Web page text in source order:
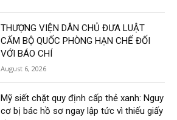
THƯỢNG VIỆN DÂN CHỦ ĐƯA LUẬT
CẤM BỘ QUỐC PHÒNG HẠN CHẾ ĐỐI
VỚI BÁO CHÍ
August 6, 2026
Mỹ siết chặt quy định cấp thẻ xanh: Nguy
cơ bị bác hồ sơ ngay lập tức vì thiếu giấy